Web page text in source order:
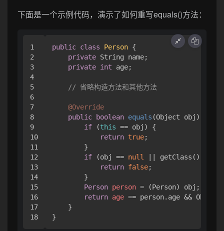
下面是一个示例代码，演示了如何重写equals()方法：
1
2
3
4
5
6
7
8
9
10
11
12
13
14
15
16
17
public class Person {
private String name;
private int age;
// 省略构造方法和其他方法
@Override
public
boolean equals (Object obj)
if (this == obj) {
return true;
        }
if (obj == null
|| getClass() !=
return false;
        }
Person person = (Person) obj;
return age == person.age &&
    }